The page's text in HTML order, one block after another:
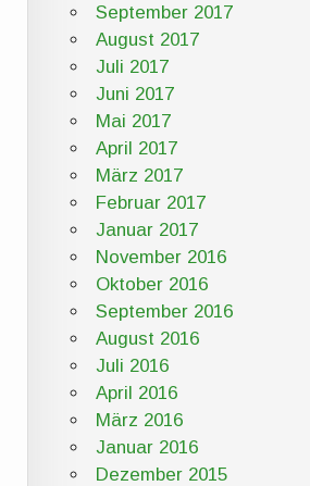
September 2017
August 2017
Juli 2017
Juni 2017
Mai 2017
April 2017
März 2017
Februar 2017
Januar 2017
November 2016
Oktober 2016
September 2016
August 2016
Juli 2016
April 2016
März 2016
Januar 2016
Dezember 2015